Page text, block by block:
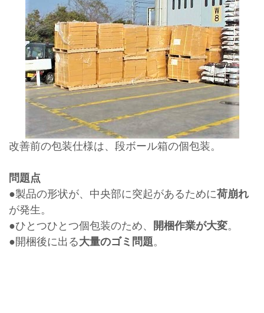
改善前の包装仕様は、段ボール箱の個包装。
問題点
●製品の形状が、中央部に突起があるために荷崩れ
が発生。
●ひとつひとつ個包装のため、
開梱作業が大変。
●開梱後に出る大量のゴミ問題。